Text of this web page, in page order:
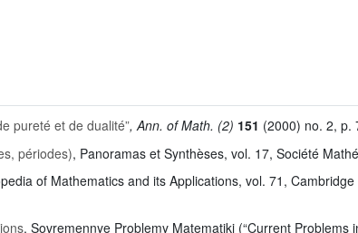
pureté et de dualité”, Ann. of Math. (2) 151 (2000) no. 2, p.
périodes), Panoramas et Synthèses, vol. 17, Société
of Mathematics and its Applications, vol. 71 ,
, Sovremennye Problemy Matematiki (“Current Problems